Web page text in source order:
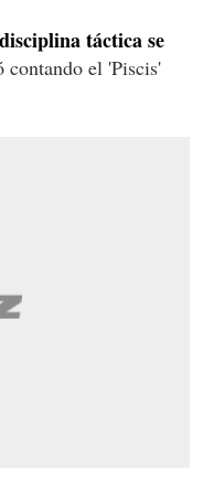
táctica se
contando el 'Piscis'